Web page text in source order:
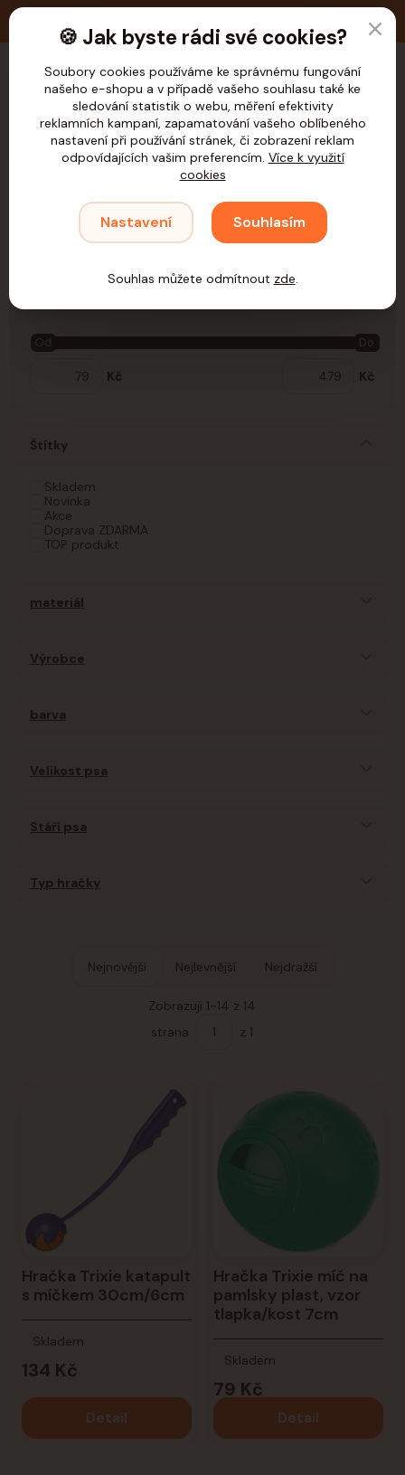
CZK
Hračky Hračky dle materiálu Plastové
Plastové
Kč
Od Do
Kč
Štítky
Skladem
Novinka
Akce
Doprava ZDARMA
TOP produkt
materiál
Výrobce
barva
Velikost psa
Stáří psa
Typ hračky
Nejnovější Nejlevnější Nejdražší
Zobrazuji 1-14 z 14
strana
z 1
Hračka Trixie katapult
s míčkem 30cm/6cm
134 Kč
Skladem
Detail
Hračka Trixie míč na
pamlsky plast, vzor
tlapka/kost 7cm
79 Kč
Skladem
Detail
🍪 Jak byste rádi své cookies?
Soubory cookies používáme ke správnému fungování
našeho e-shopu a v případě vašeho souhlasu také ke
sledování statistik o webu, měření efektivity
reklamních kampaní, zapamatování vašeho oblíbeného
nastavení při používání stránek, či zobrazení reklam
odpovídajících vašim preferencím. Více k využití
cookies
Nastavení Souhlasím
Souhlas můžete odmítnout zde.